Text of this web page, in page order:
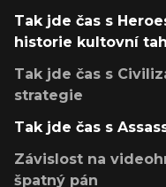
Tak jde čas s
historie kultovní
Tak jde čas s
strategie
Tak jde čas s
Závislost na
špatný pán